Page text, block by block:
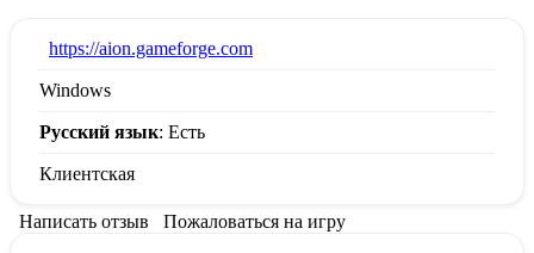
https://aion.gameforge.com
Windows
Русский язык: Есть
Клиентская
Написать отзыв Пожаловаться на игру